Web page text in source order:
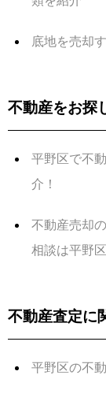
底地を売却
不動産をお探
平野区で不
介！
不動産売却
相談は平野
不動産査定に
平野区の不